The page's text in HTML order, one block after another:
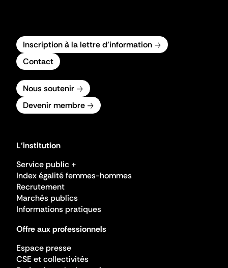
Inscription à la lettre d'information
Contact
Nous soutenir
Devenir membre
L'institution
Service public +
Index égalité femmes-hommes
Recrutement
Marchés publics
Informations pratiques
Offre aux professionnels
Espace presse
CSE et collectivités